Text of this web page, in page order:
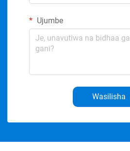
Ujumbe
Wasilisha